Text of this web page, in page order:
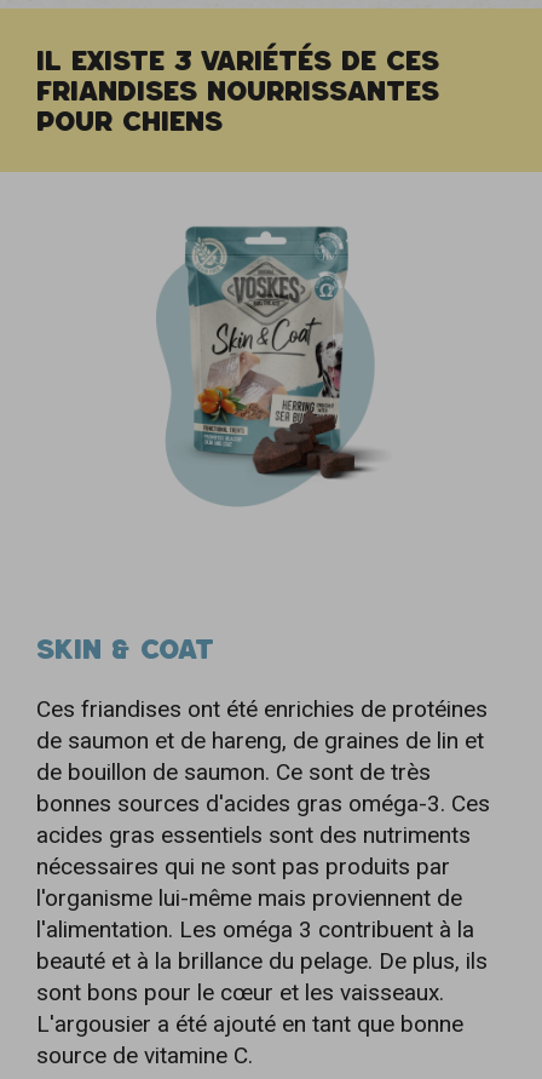
IL EXISTE 3 VARIÉTÉS DE CES
FRIANDISES NOURRISSANTES
POUR CHIENS
SKIN & COAT
Ces friandises ont été enrichies de protéines
de saumon et de hareng, de graines de lin et
de bouillon de saumon. Ce sont de très
bonnes sources d'acides gras oméga-3. Ces
acides gras essentiels sont des nutriments
nécessaires qui ne sont pas produits par
l'organisme lui-même mais proviennent de
l'alimentation. Les oméga 3 contribuent à la
beauté et à la brillance du pelage. De plus, ils
sont bons pour le cœur et les vaisseaux.
L'argousier a été ajouté en tant que bonne
source de vitamine C.